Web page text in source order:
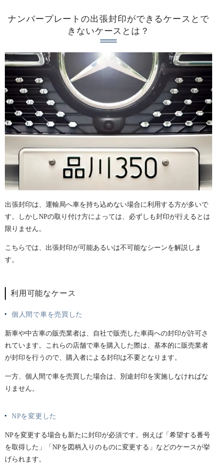
ナンバープレートの出張封印ができるケースとで
きないケースとは？
出張封印は、運輸局へ車を持ち込めない場合に利用する方が多いで
す。しかしNPの取り付け方によっては、必ずしも封印が行えるとは
限りません。
こちらでは、出張封印が可能あるいは不可能なシーンを解説しま
す。
利用可能なケース
個人間で車を売買した
新車や中古車の販売業者は、自社で販売した車両への封印が許可さ
れています。これらの店舗で車を購入した際は、基本的に販売業者
が封印を行うので、購入者による封印は不要となります。
一方、個人間で車を売買した場合は、別途封印を実施しなければな
りません。
NPを変更した
NPを変更する場合も新たに封印が必須です。例えば「希望する番号
を取得した」「NPを図柄入りのものに変更する」などのケースが挙
げられます。